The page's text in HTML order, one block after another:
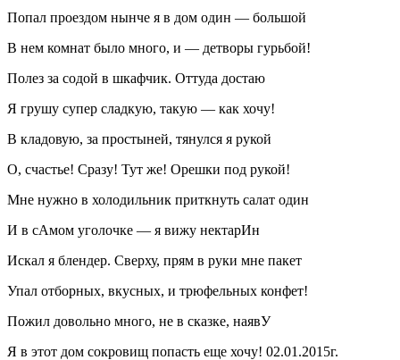
Попал проездом нынче я в дом один — большой
В нем комнат было много, и — детворы гурьбой!
Полез за содой в шкафчик. Оттуда достаю
Я грушу супер сладкую, такую — как хочу!
В кладовую, за простыней, тянулся я рукой
О, счастье! Сразу! Тут же! Орешки под рукой!
Мне нужно в холодильник приткнуть салат один
И в сАмом уголочке — я вижу нектарИн
Искал я блендер. Сверху, прям в руки мне пакет
Упал отборных, вкусных, и трюфельных конфет!
Пожил довольно много, не в сказке, наявУ
Я в этот дом сокровищ попасть еще хочу! 02.01.2015г.